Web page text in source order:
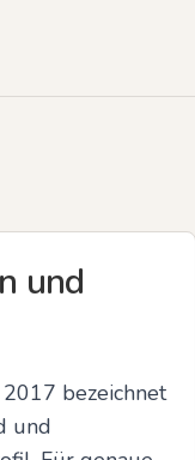
und
bezeichnet
und